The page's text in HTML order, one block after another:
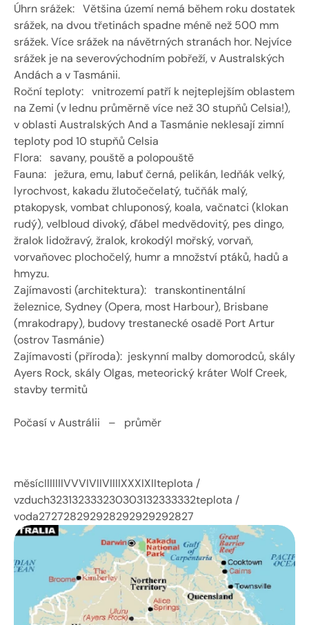
Úhrn srážek:   Většina území nemá během roku dostatek
srážek, na dvou třetinách spadne méně než 500 mm
srážek. Více srážek na návětrných stranách hor. Nejvíce
srážek je na severovýchodním pobřeží, v Australských
Andách a v Tasmánii.
Roční teploty:   vnitrozemí patří k nejteplejším oblastem
na Zemi (v lednu průměrně více než 30 stupňů Celsia!),
v oblasti Australských And a Tasmánie neklesají zimní
teploty pod 10 stupňů Celsia
Flora:   savany, pouště a polopouště
Fauna:   ježura, emu, labuť černá, pelikán, ledňák velký,
lyrochvost, kakadu žlutočečelatý, tučňák malý,
ptakopysk, vombat chluponosý, koala, vačnatci (klokan
rudý), velbloud divoký, ďábel medvědovitý, pes dingo,
žralok lidožravý, žralok, krokodýl mořský, vorvaň,
vorvaňovec plochočelý, humr a množství ptáků, hadů a
hmyzu.
Zajímavosti (architektura):   transkontinentální
železnice, Sydney (Opera, most Harbour), Brisbane
(mrakodrapy), budovy trestanecké osadě Port Artur
(ostrov Tasmánie)
Zajímavosti (příroda):  jeskynní malby domorodců, skály
Ayers Rock, skály Olgas, meteorický kráter Wolf Creek,
stavby termitů
Počasí v Austrálii   –   průměr
měsícIIIIIIIVVVIVIIVIIIIXXXIXIIteplota /
vzduch323132333230303132333332teplota /
voda272728292928292929292827